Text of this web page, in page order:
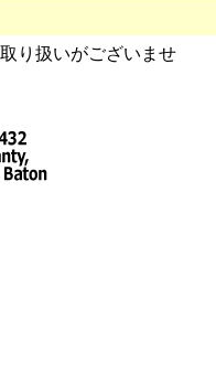
り扱いがございませ